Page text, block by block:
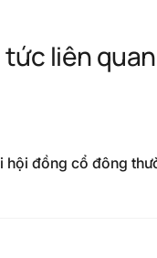
tức liên quan
hội đồng cổ đông